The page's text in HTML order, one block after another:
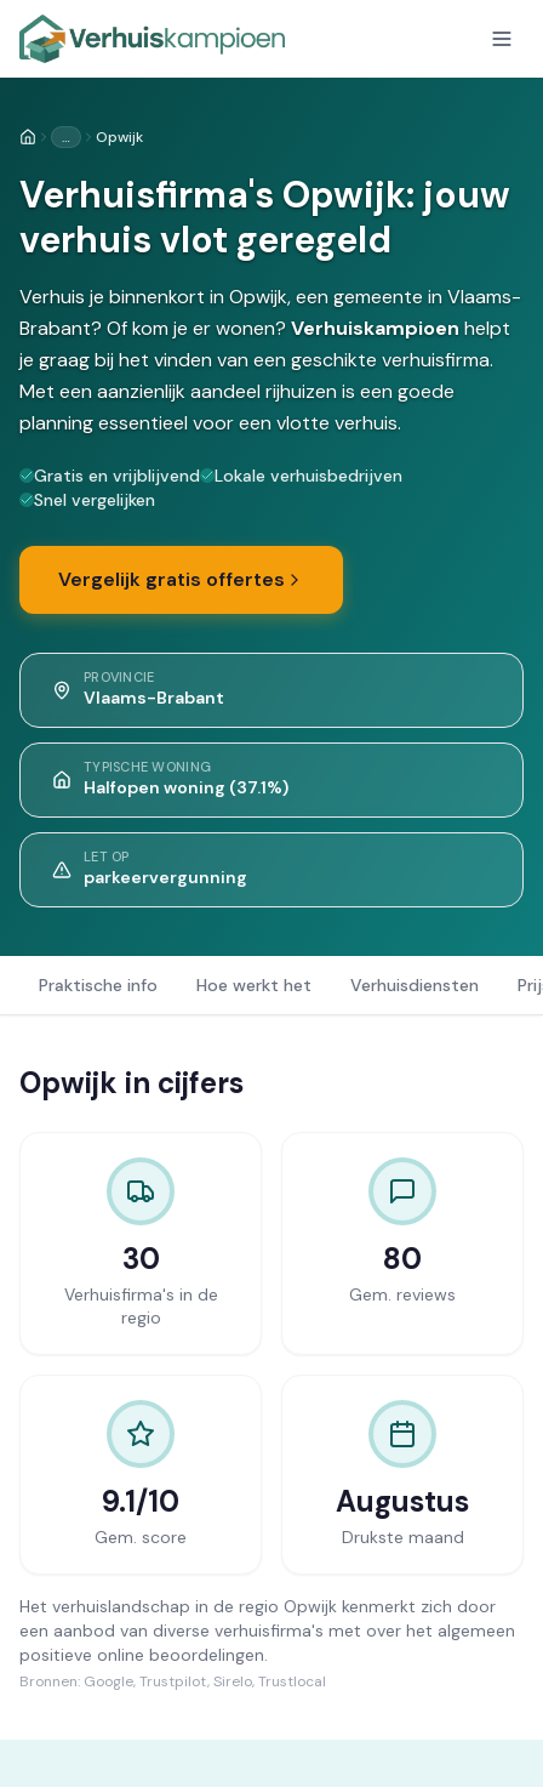
Home… Opwijk
Verhuisfirma's Opwijk: jouw
verhuis vlot geregeld
Verhuis je binnenkort in Opwijk, een gemeente in Vlaams-
Brabant? Of kom je er wonen? Verhuiskampioen helpt
je graag bij het vinden van een geschikte verhuisfirma.
Met een aanzienlijk aandeel rijhuizen is een goede
planning essentieel voor een vlotte verhuis.
Gratis en vrijblijvend
Lokale verhuisbedrijven
Snel vergelijken
Vergelijk gratis offertes
PROVINCIE
Vlaams-Brabant
TYPISCHE WONING
Halfopen woning (37.1%)
LET OP
parkeervergunning
Praktische info Hoe werkt het Verhuisdiensten
Opwijk in cijfers
30
Verhuisfirma's in de
regio
80
Gem. reviews
9.1/10
Gem. score
Augustus
Drukste maand
Het verhuislandschap in de regio Opwijk kenmerkt zich door
een aanbod van diverse verhuisfirma's met over het algemeen
positieve online beoordelingen.
Bronnen: Google, Trustpilot, Sirelo, Trustlocal